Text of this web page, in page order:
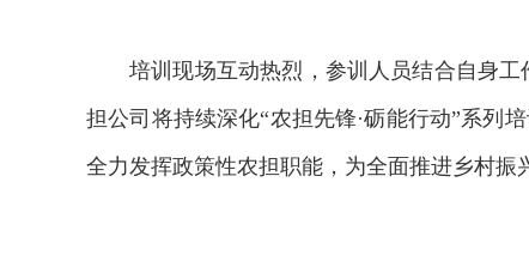
培训现场互动热烈，参训人员结合自身
担公司将持续深化“农担先锋·砺能行动”系列
全力发挥政策性农担职能，为全面推进乡村振